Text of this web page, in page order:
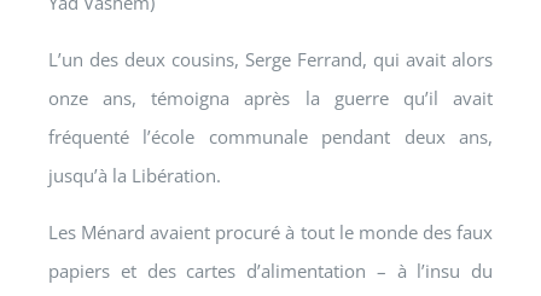
L’un des deux cousins, Serge Ferrand, qui avait alors
onze ans, témoigna après la guerre qu’il avait
fréquenté l’école communale pendant deux ans,
jusqu’à la Libération.
Les Ménard avaient procuré à tout le monde des faux
papiers et des cartes d’alimentation – à l’insu du